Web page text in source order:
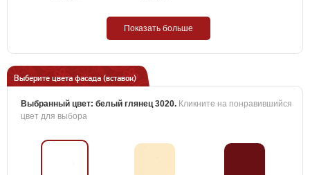
Показать больше
Выберите цвета фасада (вставок)
Выбранный цвет: белый глянец 3020. Кликните на понравившийся
цвет для выбора